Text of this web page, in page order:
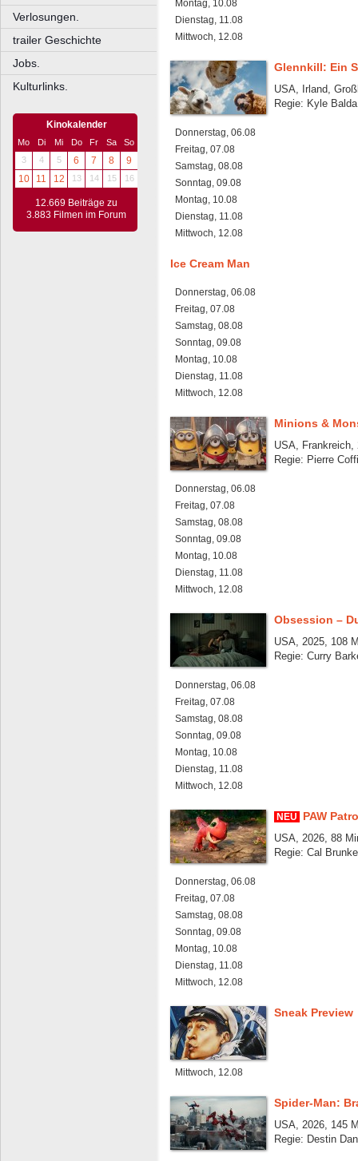
Verlosungen.
trailer Geschichte
Jobs.
Kulturlinks.
Kinokalender
Mo Di Mi Do Fr Sa
So
3
4 5 6 7 8
9
10
11 12 13 14 15 16
12.669 Beiträge zu
3.883 Filmen im Forum
Montag, 10.08
Dienstag, 11.08
Mittwoch, 12.08
Glennkill: Ein
USA, Irland,
Regie: Kyle Balda
Donnerstag, 06.08
Freitag, 07.08
Samstag, 08.08
Sonntag, 09.08
Montag, 10.08
Dienstag, 11.08
Mittwoch, 12.08
Ice Cream Man
Donnerstag, 06.08
Freitag, 07.08
Samstag, 08.08
Sonntag, 09.08
Montag, 10.08
Dienstag, 11.08
Mittwoch, 12.08
Minions &
USA, Frankreich,
Regie: Pierre
Donnerstag, 06.08
Freitag, 07.08
Samstag, 08.08
Sonntag, 09.08
Montag, 10.08
Dienstag, 11.08
Mittwoch, 12.08
Obsession –
USA, 2025, 108
Regie: Curry
Donnerstag, 06.08
Freitag, 07.08
Samstag, 08.08
Sonntag, 09.08
Montag, 10.08
Dienstag, 11.08
Mittwoch, 12.08
NEU PAW
USA, 2026, 88
Regie: Cal
Donnerstag, 06.08
Freitag, 07.08
Samstag, 08.08
Sonntag, 09.08
Montag, 10.08
Dienstag, 11.08
Mittwoch, 12.08
Sneak Preview
Mittwoch, 12.08
Spider-Man:
USA, 2026, 145
Regie: Destin